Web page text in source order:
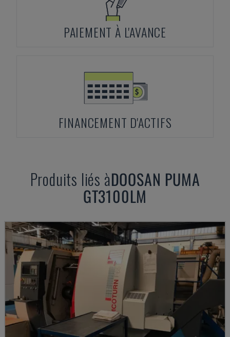
PAIEMENT À L'AVANCE
FINANCEMENT D'ACTIFS
Produits liés àDOOSAN PUMA
GT3100LM